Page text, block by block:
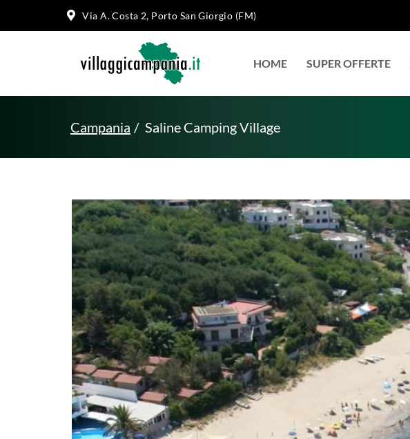
Via A. Costa 2, Porto San Giorgio (FM)
HOME SUPER OFFERTE
Campania Saline Camping Village